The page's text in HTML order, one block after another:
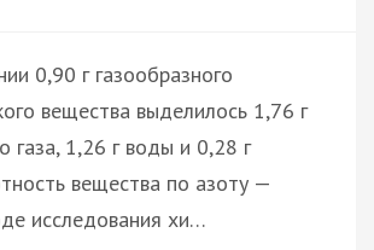
0,90 г газообразного
вещества выделилось 1,76 г
газа, 1,26 г воды и 0,28 г
вещества по азоту —
исследования хи…